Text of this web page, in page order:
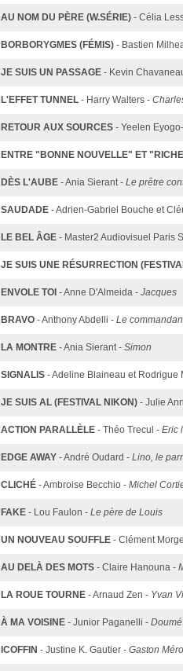
AU NOM DU PÈRE (W.SÉRIE) - Célia
BORBORYGMES (FÉMIS) - Bastien
JE SUIS UN PASSAGE - Kevin
L'EFFET TUNNEL - Harry Walters -
RETOUR AUX SOURCES - Yeelen
ENTRE "BONNE NOUVELLE" ET
DÈS L'AUBE - Ania Sierant - Le prêtre
SAUDADE - Adrien-Gabriel Bouche et
LE BEL ÂGE - Master2 Audiovisuel Paris
JE SUIS UNE RÉSURRECTION
ENVOLE TOI - Anne D'Almeida - Jacques
BRAVO - Anthony Abdelli - Le
LA MONTRE - Ania Sierant - Simon
SIGNALIS - Adeline Blaineau et Rodrigue
JE SUIS AL (FESTIVAL NIKON) - Julie
ACTION PARALLÈLE - Théo Trecul - Eric
EDGE AWAY - André Oudard - Lino, le
CLICHÉ - Ambroise Becchio - Michel
FAKE - Lou Faulon - Le père de Louis
UN NOUVEAU SOUFFLE - Clément Morge
AU DELÀ DES MOTS - Claire Hanouna -
LA ROUE TOURNE - Arnaud Zen - Yvan
À MA VOISINE - Junior Paganelli - Doumé
ICOFFIN - Justine K. Gautier - Gaston